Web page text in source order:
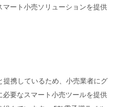
ート小売ソリューションを提供
携しているため、小売業者にグ
要なスマート小売ツールを提供